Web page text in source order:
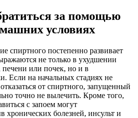
за помощью
условиях
спиртного постепенно развивает
не только в ухудшении
печени или почек, но и в
Если на начальных стадиях не
от спиртного, запущенный
точно не вылечить. Кроме того,
с запоем могут
хронических болезней, инсульт и